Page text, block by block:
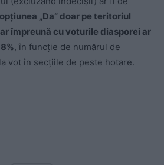
„Da” doar pe teritoriul
împreună cu voturile diasporei ar
, în funcție de numărul de
vot în secțiile de peste hotare.